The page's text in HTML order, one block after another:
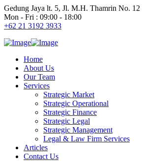
Gedung Jaya lt. 5, Jl. M.H. Thamrin No. 12
Mon - Fri : 09:00 - 18:00
+62 21 3192 3933
Home
About Us
Our Team
Services
Strategic Market
Strategic Operational
Strategic Finance
Strategic Legal
Strategic Management
Legal & Law Firm Services
Articles
Contact Us